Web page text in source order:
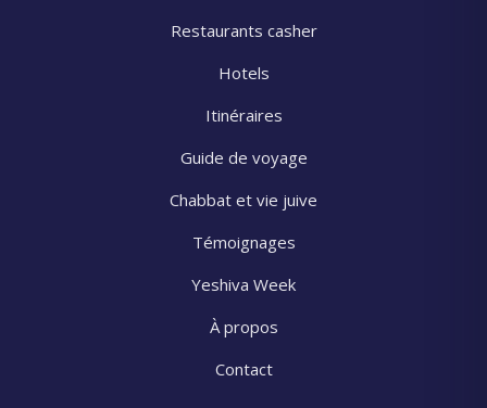
Restaurants casher
Hotels
Itinéraires
Guide de voyage
Chabbat et vie juive
Témoignages
Yeshiva Week
À propos
Contact